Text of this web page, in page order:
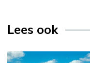
Lees ook